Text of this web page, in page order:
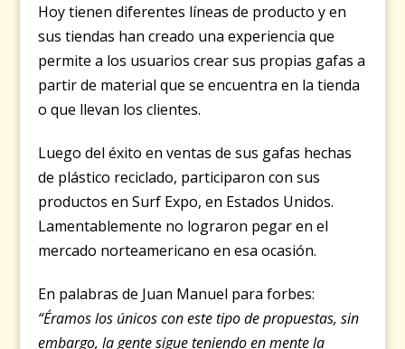
Hoy tienen diferentes líneas de producto y en
sus tiendas han creado una experiencia que
permite a los usuarios crear sus propias gafas a
partir de material que se encuentra en la tienda
o que llevan los clientes.
Luego del éxito en ventas de sus gafas hechas
de plástico reciclado, participaron con sus
productos en Surf Expo, en Estados Unidos.
Lamentablemente no lograron pegar en el
mercado norteamericano en esa ocasión.
En palabras de Juan Manuel para forbes:
“Éramos los únicos con este tipo de propuestas, sin
embargo, la gente sigue teniendo en mente la